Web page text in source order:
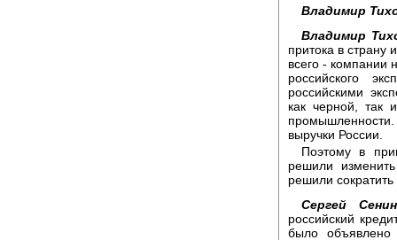
Владимир
Владимир
притока в страну
всего - компании
российского
российскими
как черной, так
промышленности.
выручки России.
Поэтому в
решили
решили
Сергей
российский
было